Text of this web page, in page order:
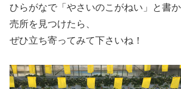
ひらがなで「やさいのこがねい」と書
売所を見つけたら、
ぜひ立ち寄ってみて下さいね！